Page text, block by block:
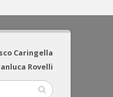
Caringella
Rovelli